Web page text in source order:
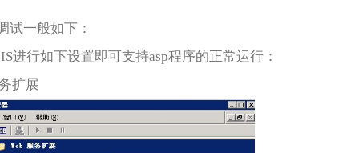
试一般如下：
进行如下设置即可支持asp程序的正常运行：
扩展